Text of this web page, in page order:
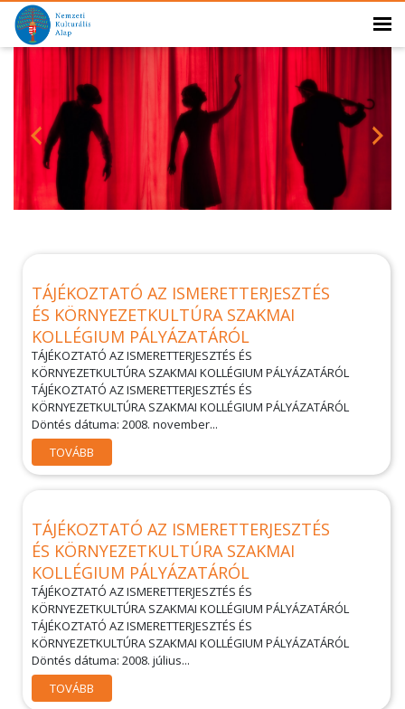
TÁJÉKOZTATÓ AZ ISMERETTERJESZTÉS
ÉS KÖRNYEZETKULTÚRA SZAKMAI
KOLLÉGIUM PÁLYÁZATÁRÓL
TÁJÉKOZTATÓ AZ ISMERETTERJESZTÉS ÉS
KÖRNYEZETKULTÚRA SZAKMAI KOLLÉGIUM PÁLYÁZATÁRÓL
TÁJÉKOZTATÓ AZ ISMERETTERJESZTÉS ÉS
KÖRNYEZETKULTÚRA SZAKMAI KOLLÉGIUM PÁLYÁZATÁRÓL
Döntés dátuma: 2008. november...
TOVÁBB
TÁJÉKOZTATÓ AZ ISMERETTERJESZTÉS
ÉS KÖRNYEZETKULTÚRA SZAKMAI
KOLLÉGIUM PÁLYÁZATÁRÓL
TÁJÉKOZTATÓ AZ ISMERETTERJESZTÉS ÉS
KÖRNYEZETKULTÚRA SZAKMAI KOLLÉGIUM PÁLYÁZATÁRÓL
TÁJÉKOZTATÓ AZ ISMERETTERJESZTÉS ÉS
KÖRNYEZETKULTÚRA SZAKMAI KOLLÉGIUM PÁLYÁZATÁRÓL
Döntés dátuma: 2008. július...
TOVÁBB